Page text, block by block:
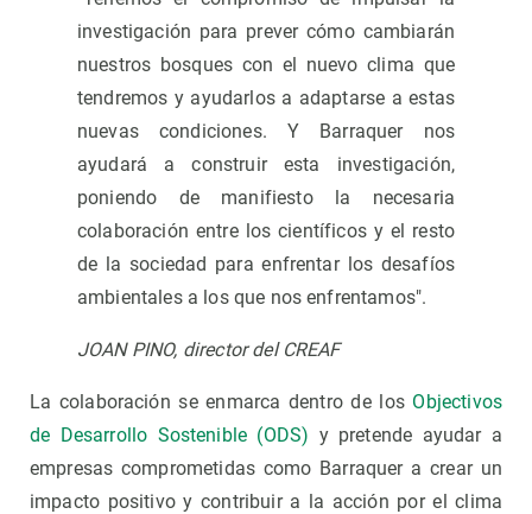
investigación para prever cómo cambiarán
nuestros bosques con el nuevo clima que
tendremos y ayudarlos a adaptarse a estas
nuevas condiciones. Y Barraquer nos
ayudará a construir esta investigación,
poniendo de manifiesto la necesaria
colaboración entre los científicos y el resto
de la sociedad para enfrentar los desafíos
ambientales a los que nos enfrentamos".
JOAN PINO, director del CREAF
La colaboración se enmarca dentro de los Objectivos
de Desarrollo Sostenible (ODS) y pretende ayudar a
empresas comprometidas como Barraquer a crear un
impacto positivo y contribuir a la acción por el clima